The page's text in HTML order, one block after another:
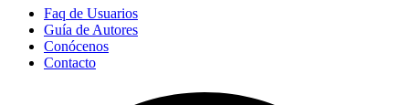
Faq de Usuarios
Guía de Autores
Conócenos
Contacto